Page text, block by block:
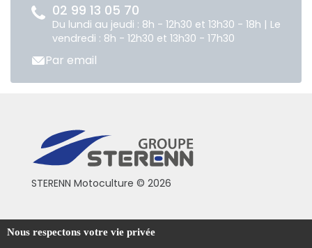
02 99 13 05 70
Du lundi au jeudi : 8h - 12h30 et 13h30 - 18h | Le
vendredi : 8h - 12h30 et 13h30 - 17h30
Par email
STERENN Motoculture © 2026
Conditions générales de vente
Nous respectons votre vie privée